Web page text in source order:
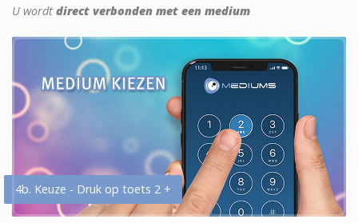
U wordt direct verbonden met een medium
4b. Keuze - Druk op toets 2 +